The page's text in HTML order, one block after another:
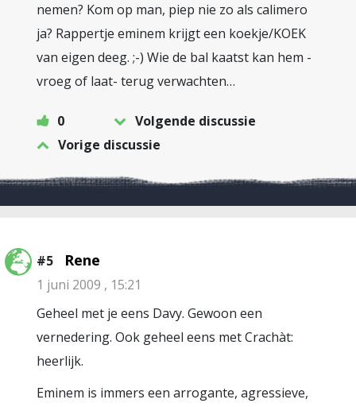
nemen? Kom op man, piep nie zo als calimero
ja? Rappertje eminem krijgt een koekje/KOEK
van eigen deeg. ;-) Wie de bal kaatst kan hem -
vroeg of laat- terug verwachten…
0
Volgende discussie
Vorige discussie
#5 Rene
1 juni 2009 , 15:21
Geheel met je eens Davy. Gewoon een
vernedering. Ook geheel eens met Crachàt:
heerlijk.
Eminem is immers een arrogante, agressieve,